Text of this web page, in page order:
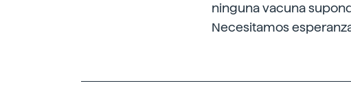
ninguna vacuna
Necesitamos